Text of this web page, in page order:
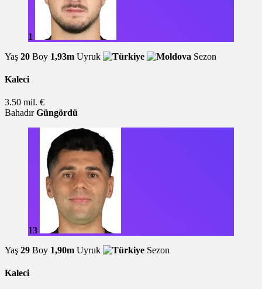
1
Yaş 20 Boy 1,93m Uyruk Sezon
Kaleci
3.50 mil. €
Bahadır Güngördü
13
Yaş 29 Boy 1,90m Uyruk Sezon
Kaleci